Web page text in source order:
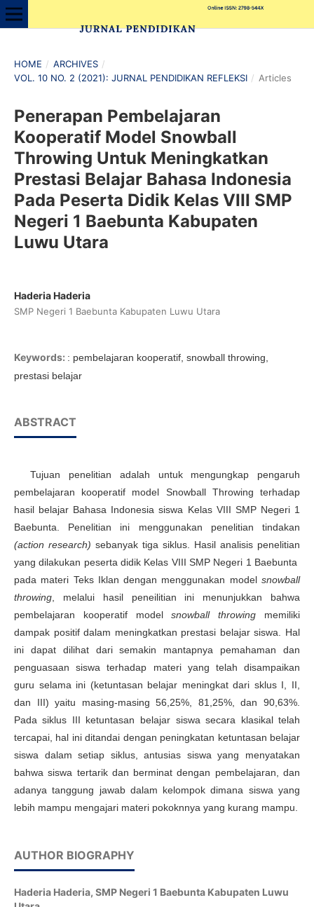
HOME / ARCHIVES /
VOL. 10 NO. 2 (2021): JURNAL PENDIDIKAN REFLEKSI / Articles
Penerapan Pembelajaran
Kooperatif Model Snowball
Throwing Untuk Meningkatkan
Prestasi Belajar Bahasa Indonesia
Pada Peserta Didik Kelas VIII SMP
Negeri 1 Baebunta Kabupaten
Luwu Utara
Haderia Haderia
SMP Negeri 1 Baebunta Kabupaten Luwu Utara
Keywords: : pembelajaran kooperatif, snowball throwing,
prestasi belajar
ABSTRACT
Tujuan penelitian adalah untuk mengungkap pengaruh
pembelajaran kooperatif model Snowball Throwing terhadap
hasil belajar Bahasa Indonesia siswa Kelas VIII SMP Negeri 1
Baebunta. Penelitian ini menggunakan penelitian tindakan
(action research) sebanyak tiga siklus. Hasil analisis penelitian
yang dilakukan peserta didik Kelas VIII SMP Negeri 1 Baebunta
pada materi Teks Iklan dengan menggunakan modelsnowball
throwing, melalui hasil peneilitian ini menunjukkan bahwa
pembelajaran kooperatif modelsnowball throwing memiliki
dampak positif dalam meningkatkan prestasi belajar siswa. Hal
ini dapat dilihat dari semakin mantapnya pemahaman dan
penguasaan siswa terhadap materi yang telah disampaikan
guru selama ini (ketuntasan belajar meningkat dari sklus I, II,
dan III) yaitu masing-masing 56,25%, 81,25%, dan 90,63%.
Pada siklus III ketuntasan belajar siswa secara klasikal telah
tercapai, hal ini ditandai dengan peningkatan ketuntasan belajar
siswa dalam setiap siklus, antusias siswa yang menyatakan
bahwa siswa tertarik dan berminat dengan pembelajaran, dan
adanya tanggung jawab dalam kelompok dimana siswa yang
lebih mampu mengajari materi pokoknnya yang kurang mampu.
AUTHOR BIOGRAPHY
Haderia Haderia, SMP Negeri 1 Baebunta Kabupaten Luwu